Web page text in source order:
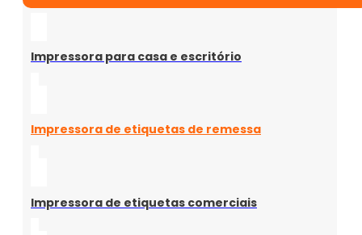
Impressora para casa e escritório
Impressora de etiquetas de remessa
Impressora de etiquetas comerciais